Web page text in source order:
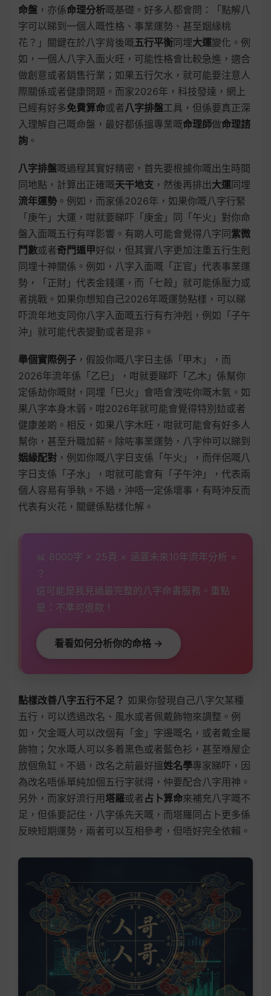
命盤 ，亦係命理分析嘅基礎。好多人都會問：「點解八
字可以睇到一個人嘅性格、事業運勢、甚至姻緣桃
花？」關鍵在於八字背後嘅五行平衡同埋大運變化。例
如，一個人八字入面火旺，可能性格會比較急進，適合
做創意或者銷售行業；如果五行欠水，就可能要注意人
際關係或者健康問題。而家2026年，科技發達，網上
已經有好多免費算命或者八字排盤工具，但係要真正深
入理解自己嘅命盤，最好都係搵專業嘅命理師做命理諮
詢 。
八字排盤嘅過程其實好精密，首先要根據你嘅出生時間
同地點，計算出正確嘅天干地支 ，然後再排出大運同埋
流年運勢 。例如，而家係2026年，如果你嘅八字行緊
「庚午」大運，咁就要睇吓「庚金」同「午火」對你命
盤入面嘅五行有咩影響。有啲人可能會覺得八字同紫微
鬥數或者奇門遁甲好似，但其實八字更加注重五行生剋
同埋十神關係。例如，八字入面嘅「正官」代表事業運
勢，「正財」代表金錢運，而「七殺」就可能係壓力或
者挑戰。如果你想知自己2026年嘅運勢點樣，可以睇
吓流年地支同你八字入面嘅五行有冇沖剋，例如「子午
沖」就可能代表變動或者是非。
舉個實際例子 ，假設你嘅八字日主係「甲木」，而
2026年流年係「乙巳」，咁就要睇吓「乙木」係幫你
定係劫你嘅財，同埋「巳火」會唔會洩咗你嘅木氣。如
果八字本身木弱，咁2026年就可能會覺得特別攰或者
健康差啲。相反，如果八字木旺，咁就可能會有好多人
幫你，甚至升職加薪。除咗事業運勢，八字仲可以睇到
姻緣配對 ，例如你嘅八字日支係「午火」，而伴侶嘅八
字日支係「子水」，咁就可能會有「子午沖」，代表兩
個人容易有爭執。不過，沖唔一定係壞事，有時沖反而
代表有火花，關鍵係點樣化解。
📊 8000字 × 25頁 × 涵蓋未來10年流年分析 =
？
這可能是我見過最完整的八字命書服務。重點
是：不準可退款！
看看如何分析你的命格 →
點樣改善八字五行不足？ 如果你發現自己八字欠某種
五行，可以透過改名、風水或者佩戴飾物來調整。例
如，欠金嘅人可以改個有「金」字邊嘅名，或者戴金屬
飾物；欠水嘅人可以多着黑色或者藍色衫，甚至喺屋企
放個魚缸。不過，改名之前最好搵姓名學專家睇吓，因
為改名唔係單純加個五行字就得，仲要配合八字用神。
另外，而家好流行用 塔羅或者占卜算命來補充八字嘅不
足，但係要記住，八字係先天嘅，而塔羅同占卜更多係
反映短期運勢，兩者可以互相參考，但唔好完全依賴。